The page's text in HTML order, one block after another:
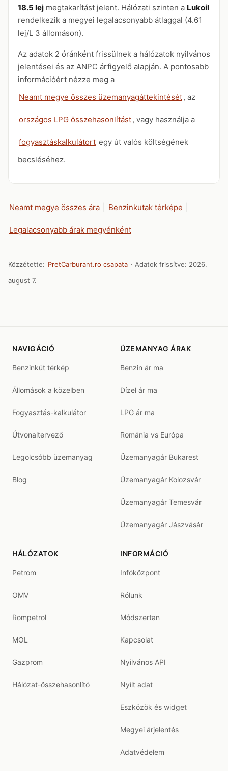
18.5 lej megtakarítást jelent. Hálózati szinten a Lukoil
rendelkezik a megyei legalacsonyabb átlaggal (4.61
lej/L 3 állomáson).
Az adatok 2 óránként frissülnek a hálózatok nyilvános
jelentései és az ANPC árfigyelő alapján. A pontosabb
információért nézze meg a
Neamt megye összes üzemanyagáttekintését, az
országos LPG összehasonlítást, vagy használja a
fogyasztáskalkulátort egy út valós költségének
becsléséhez.
Neamt megye összes ára Benzinkutak térképe
Legalacsonyabb árak megyénként
Közzétette: PretCarburant.ro csapata · Adatok frissítve: 2026.
august 7.
NAVIGÁCIÓ
Benzinkút térkép
Állomások a közelben
Fogyasztás-kalkulátor
Útvonaltervező
Legolcsóbb üzemanyag
Blog
ÜZEMANYAG ÁRAK
Benzin ár ma
Dízel ár ma
LPG ár ma
Románia vs Európa
Üzemanyagár Bukarest
Üzemanyagár Kolozsvár
Üzemanyagár Temesvár
Üzemanyagár Jászvásár
HÁLÓZATOK
Petrom
OMV
Rompetrol
MOL
Gazprom
Hálózat-összehasonlító
INFORMÁCIÓ
Infóközpont
Rólunk
Módszertan
Kapcsolat
Nyilvános API
Nyílt adat
Eszközök és widget
Megyei árjelentés
Adatvédelem